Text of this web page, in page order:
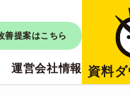
善提案はこちら
運営会社情報 資料